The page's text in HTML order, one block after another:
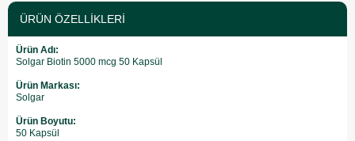
ÜRÜN ÖZELLIKLERI
Ürün Adı:
Solgar Biotin 5000 mcg 50 Kapsül
Ürün Markası:
Solgar
Ürün Boyutu:
50 Kapsül